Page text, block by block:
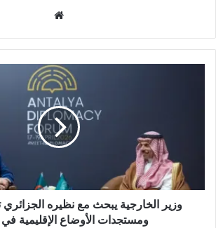
ق
ع
ا
ل
و
ي
ب
وزير الخارجية يبحث مع نظيره الجزائري
ومستجدات الأوضاع الإقليمية في